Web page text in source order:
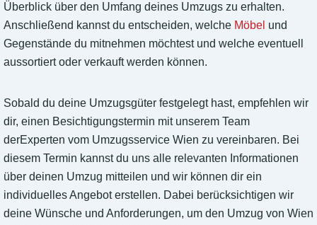
Überblick über den Umfang deines Umzugs zu erhalten.
Anschließend kannst du entscheiden, welche Möbel und
Gegenstände du mitnehmen möchtest und welche eventuell
aussortiert oder verkauft werden können.
Sobald du deine Umzugsgüter festgelegt hast, empfehlen wir
dir, einen Besichtigungstermin mit unserem Team
derExperten vom Umzugsservice Wien zu vereinbaren. Bei
diesem Termin kannst du uns alle relevanten Informationen
über deinen Umzug mitteilen und wir können dir ein
individuelles Angebot erstellen. Dabei berücksichtigen wir
deine Wünsche und Anforderungen, um den Umzug von Wien